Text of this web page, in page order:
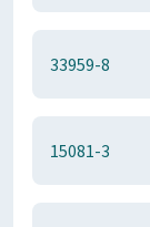
33959-8
15081-3